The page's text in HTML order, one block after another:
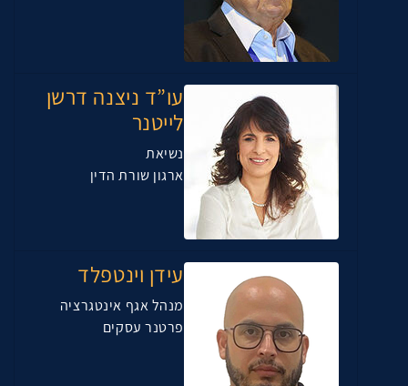
עו”ד ניצנה דרשן
לייטנר
נשיאת
ארגון שורת הדין
עידן וינטפלד
מנהל אגף אינטגרציה
פרטנר עסקים